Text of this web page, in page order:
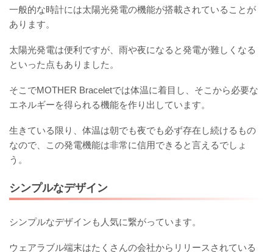
一般的な時計には太陽光発電の機能が搭載されていることが
あります。
太陽光発電は便利ですが、雨や夜になると発電が難しくなる
といった点もありました。
そこでMOTHER Braceletでは体温に着目し、そこから必要な
エネルギーを得られる機能を作り出しています。
生きている限り、体温は朝でも夜でも必ず存在し続けるもの
なので、この発電機能は非常に信用できると言えるでしょ
う。
シンプルなデザイン
シンプルなデザインも人気に繋がっています。
ウェアラブル端末はたくさんの会社からリリースされている